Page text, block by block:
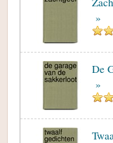
»
De
»